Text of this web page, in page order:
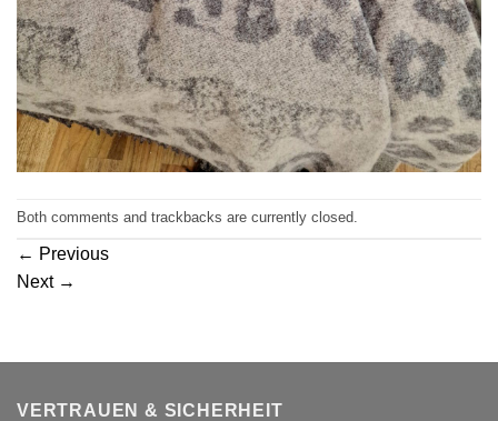
Both comments and trackbacks are currently closed.
← Previous
Next →
VERTRAUEN & SICHERHEIT